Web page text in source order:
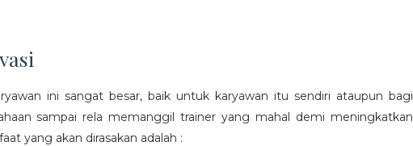
ini sangat besar, baik untuk karyawan itu sendiri ataupun bagi
sampai rela memanggil trainer yang mahal demi meningkatkan
yang akan dirasakan adalah :